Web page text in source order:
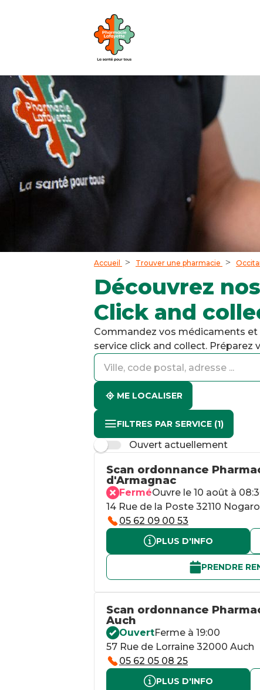
Accueil Trouver une pharmacie
Découvrez
Click and
Commandez vos médicaments et
service click and collect.
accessibility.searchform.label.searchformaccessibility.searchform.label.searchinput
accessibility.searchform.autocomplete_status
ME LOCALISER
FILTRES PAR SERVICE (1)
Ouvert actuellement
Scan ordonnance
d'Armagnac
FerméOuvre le 10 août à
14 Rue de la Poste 32110 Nogaro
05 62 09 00 53
PLUS D'INFO
PRENDRE
Scan ordonnance
Auch
OuvertFerme à 19:00
57 Rue de Lorraine 32000 Auch
05 62 05 08 25
PLUS D'INFO